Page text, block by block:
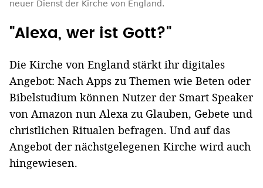
neuer Dienst der Kirche von England.
"Alexa, wer ist Gott?"
Die Kirche von England stärkt ihr digitales
Angebot: Nach Apps zu Themen wie Beten oder
Bibelstudium können Nutzer der Smart Speaker
von Amazon nun Alexa zu Glauben, Gebete und
christlichen Ritualen befragen. Und auf das
Angebot der nächstgelegenen Kirche wird auch
hingewiesen.